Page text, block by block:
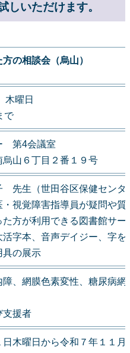
しいただけます。
の相談会（烏山）
曜日
まで
第4会議室
山６丁目２番１９号
先生（世田谷区保健センタ
視覚障害指導員が疑問や質
た方が利用できる図書館サ
字本、音声デイジー、字
具の展示
、網膜色素変性、糖尿病
支援者
木曜日から令和７年１１月